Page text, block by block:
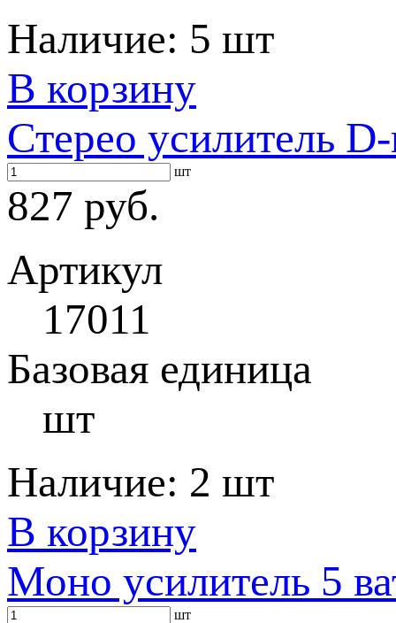
Наличие: 5 шт
В корзину
Стерео усилитель
шт
827 руб.
Артикул
17011
Базовая единица
шт
Наличие: 2 шт
В корзину
Моно усилитель 5
шт